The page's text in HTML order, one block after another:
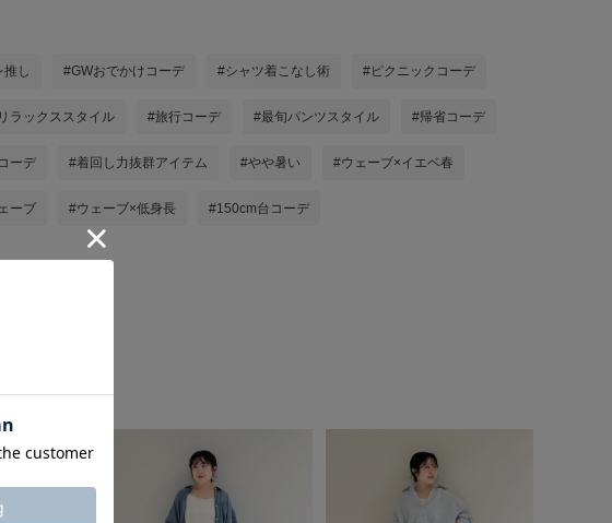
推し #GWおでかけコーデ #シャツ着こなし術 #ピクニックコーデ
ラックススタイル #旅行コーデ #最旬パンツスタイル #帰省コーデ
ーデ #着回し力抜群アイテム #やや暑い #ウェーブ×イエベ春
ーブ #ウェーブ×低身長 #150cm台コーデ